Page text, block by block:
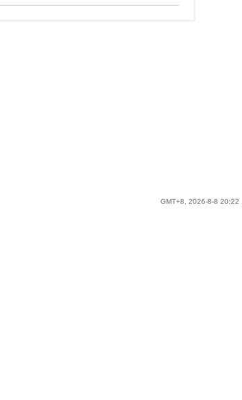
GMT+8, 2026-8-8 20:22